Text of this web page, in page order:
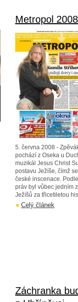
Metropol
5. června 2008 -
pochází z Oseka u
muzikál Jesus Christ
postavu Ježíše, čímž
české inscenace.
práv byl vůbec jedním
Ježíšů za třicetiletou
Celý článek
Záchranka